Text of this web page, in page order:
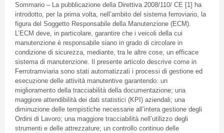
Sommario – La pubblicazione della Direttiva 2008/110/ CE [1] ha
introdotto, per la prima volta, nell’ambito del sistema ferroviario, la
figura del Soggetto Responsabile della Manutenzione (ECM).
L’ECM deve, in particolare, garantire che i veicoli della cui
manutenzione è responsabile siano in grado di circolare in
condizione di sicurezza, mediante, tra le altre cose, un efficace
sistema di manutenzione. Il presente articolo descrive come in
Ferrotramviaria sono stati automatizzati i processi di gestione ed
esecuzione delle attività manutentive garantendo: un
miglioramento della tracciabilità della documentazione; una
maggiore attendibilità dei dati statistici (KPI) aziendali; una
diminuzione delle tempistiche necessarie all’intera gestione degli
Ordini di Lavoro; una maggiore tracciabilità nell’utilizzo degli
strumenti e delle attrezzature; un controllo continuo delle